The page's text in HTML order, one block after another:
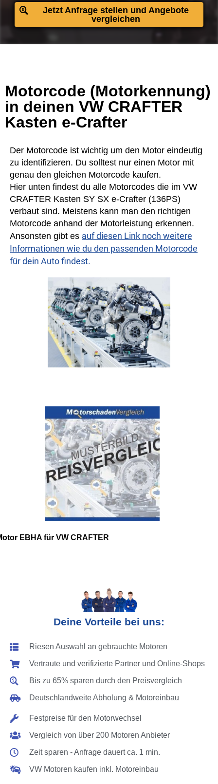
Jetzt Anfrage stellen und Angebote
vergleichen
Motorcode (Motorkennung)
in deinen VW CRAFTER
Kasten e-Crafter
Der Motorcode ist wichtig um den Motor eindeutig
zu identifizieren. Du solltest nur einen Motor mit
genau den gleichen Motorcode kaufen.
Hier unten findest du alle Motorcodes die im VW
CRAFTER Kasten SY SX e-Crafter (136PS)
verbaut sind. Meistens kann man den richtigen
Motorcode anhand der Motorleistung erkennen.
Ansonsten gibt es auf diesen Link noch weitere
Informationen wie du den passenden Motorcode
für dein Auto findest.
EBHA für VW CRAFTER
Deine Vorteile bei uns:
Riesen Auswahl an gebrauchte Motoren
Vertraute und verifizierte Partner und Online-Shops
Bis zu 65% sparen durch den Preisvergleich
Deutschlandweite Abholung & Motoreinbau
Festpreise für den Motorwechsel
Vergleich von über 200 Motoren Anbieter
Zeit sparen - Anfrage dauert ca. 1 min.
VW Motoren kaufen inkl. Motoreinbau